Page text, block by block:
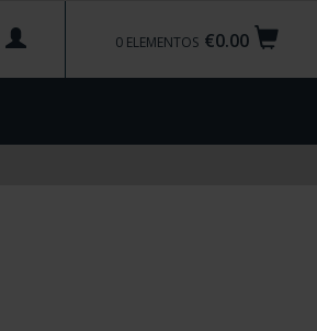
€0.00
0 ELEMENTOS